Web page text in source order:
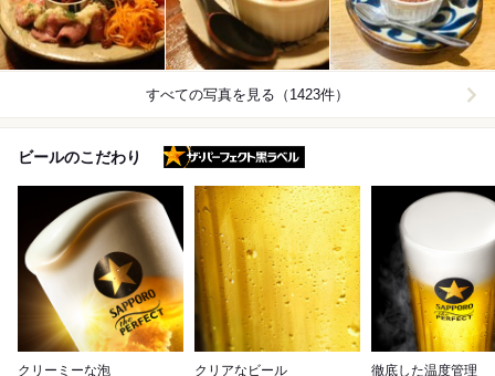
すべての写真を見る（1423件）
ビールのこだわり
クリーミーな泡 クリアなビール 徹底した温度管理